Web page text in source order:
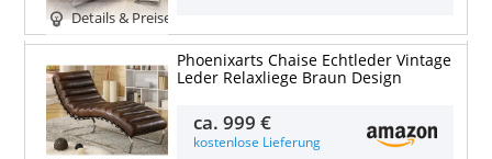
Details & Preise
Phoenixarts Chaise Echtleder Vintage
Leder Relaxliege Braun Design
ca.999 €
kostenlose Lieferung